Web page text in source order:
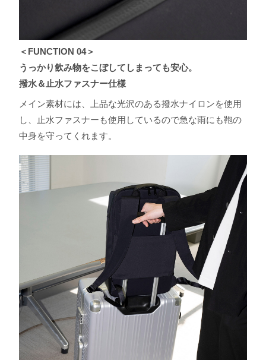
＜FUNCTION 04＞
うっかり飲み物をこぼしてしまっても安⼼。
撥⽔＆⽌⽔ファスナー仕様
メイン素材には、上品な光沢のある撥⽔ナイロンを使⽤
し、⽌⽔ファスナーも使⽤しているので急な⾬にも鞄の
中⾝を守ってくれます。